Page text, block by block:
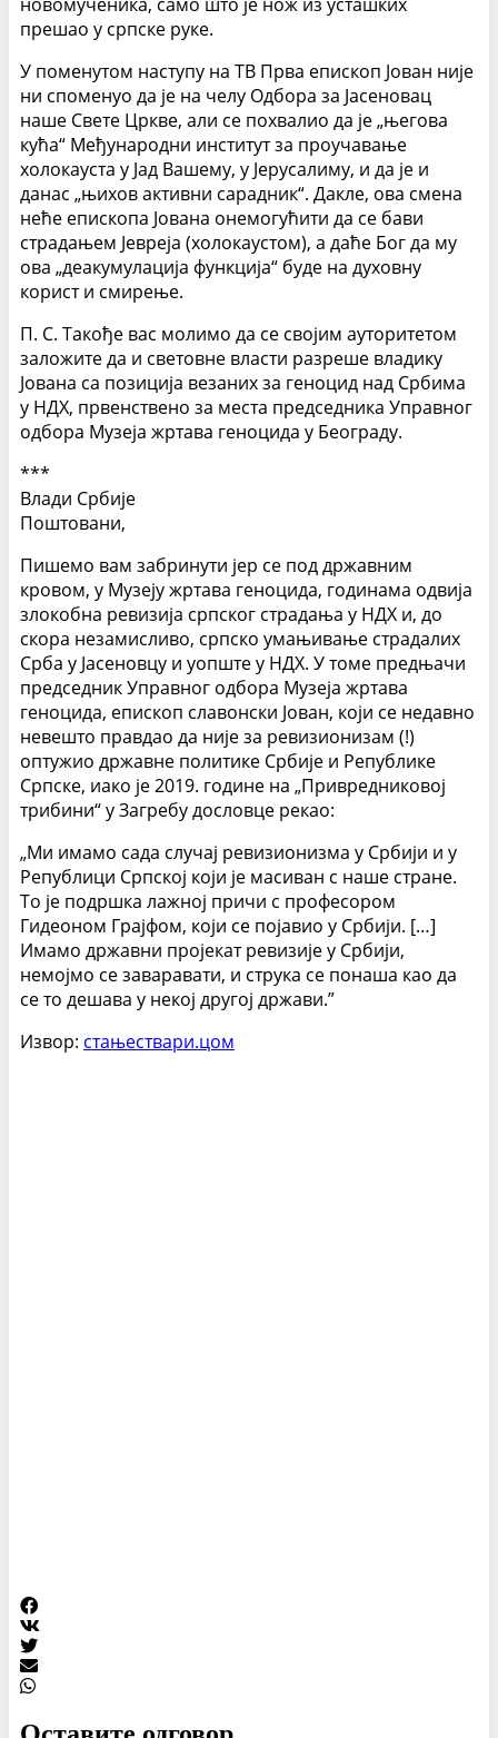
прешао у српске руке.
У поменутом наступу на ТВ Прва епископ Јован није
ни споменуо да је на челу Одбора за Јасеновац
наше Свете Цркве, али се похвалио да је „његова
кућа“ Међународни институт за проучавање
холокауста у Јад Вашему, у Јерусалиму, и да је и
данас „њихов активни сарадник“. Дакле, ова смена
неће епископа Јована онемогућити да се бави
страдањем Јевреја (холокаустом), а даће Бог да му
ова „деакумулација функција“ буде на духовну
корист и смирење.
П. С. Такође вас молимо да се својим ауторитетом
заложите да и световне власти разреше владику
Јована са позиција везаних за геноцид над Србима
у НДХ, првенствено за места председника Управног
одбора Музеја жртава геноцида у Београду.
***
Влади Србије
Поштовани,
Пишемо вам забринути јер се под државним
кровом, у Музеју жртава геноцида, годинама одвија
злокобна ревизија српског страдања у НДХ и, до
скора незамисливо, српско умањивање страдалих
Срба у Јасеновцу и уопште у НДХ. У томе предњачи
председник Управног одбора Музеја жртава
геноцида, епископ славонски Јован, који се недавно
невешто правдао да није за ревизионизам (!)
оптужио државне политике Србије и Републике
Српске, иако је 2019. године на „Привредниковој
трибини“ у Загребу дословце рекао:
„Ми имамо сада случај ревизионизма у Србији и у
Републици Српској који је масиван с наше стране.
То је подршка лажној причи с професором
Гидеоном Грајфом, који се појавио у Србији. […]
Имамо државни пројекат ревизије у Србији,
немојмо се заваравати, и струка се понаша као да
се то дешава у некој другој држави.”
Извор: стањествари.цом